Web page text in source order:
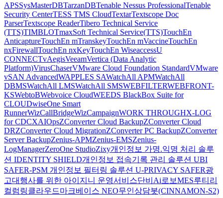
APSSysMasterDBTarzanDBTenable Nessus ProfessionalTenable
Security CenterTESS TMS CloudTextarTextscope Doc
ParserTextscope ReaderTibero Technical Service
(TTS)TIMBLOTmaxSoft Technical Service(TTS)TouchEn
AnticaptureTouchEn mTranskeyTouchEn mVaccineTouchEn
nxFirewallTouchEn nxKeyTouchEn WiseaccessU
CONNECTvAegisVeeamVertica (Data Analytic
Platform)VirusChaserVMware Cloud Foundation StandardVMware
vSAN AdvancedWAPPLES SAWatchAll APMWatchAll
DBMSWatchAll LMSWatchAll SMSWEBFILTERWEBFRONT-
KSWebtoBWebvoice CloudWEEDS BlackBox Suite for
CLOUDwiseOne Smart
RunnerWizCallBridgeWizCampaignWORK THROUGHX-LOG
for CDCXAIOpsZConverter Cloud BackupZConverter Cloud
DRZConverter Cloud MigrationZConverter PC BackupZConverter
Server BackupZenius-APMZenius-EMSZenius-
LogManagerZeroOne StudioZixy개인정보 가명.익명 처리 솔루
션 IDENTITY SHIELD개인정보 접속기록 관리 솔루션 UBI
SAFER-PSM 개인정보 필터링 솔루션 U-PRIVACY SAFER광
고대행사를 위한 아이지니 운영서비스단비Ai로보MES루티 리
컬럼링클라우드마크베이스 NEO무인상담봇(CINNAMON-S2)